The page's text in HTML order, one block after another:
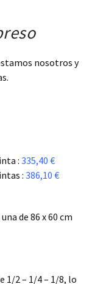
nosotros y
: 335,40 €
: 386,10 €
de 86 x 60 cm
1/2 – 1/4 – 1/8, lo